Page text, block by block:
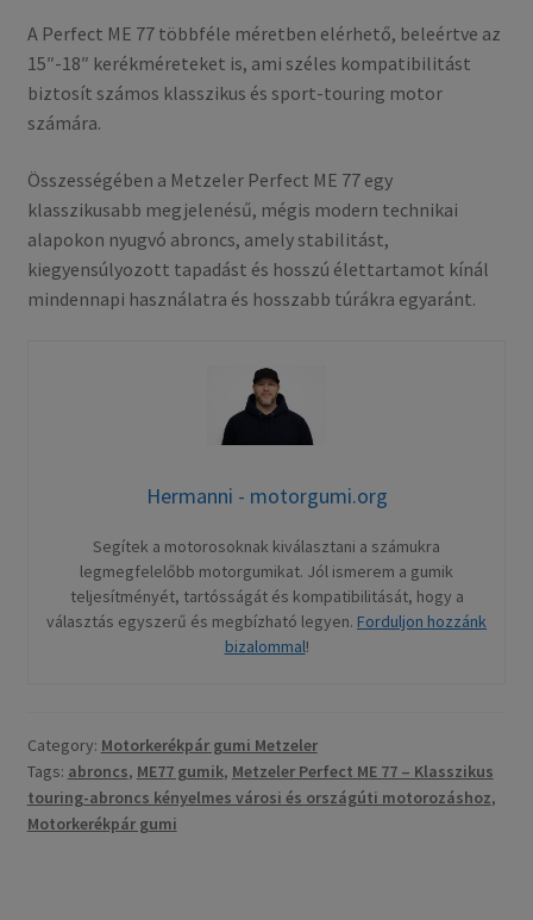
A Perfect ME 77 többféle méretben elérhető, beleértve az
15″-18″ kerékméreteket is, ami széles kompatibilitást
biztosít számos klasszikus és sport-touring motor
számára.
Összességében a Metzeler Perfect ME 77 egy
klasszikusabb megjelenésű, mégis modern technikai
alapokon nyugvó abroncs, amely stabilitást,
kiegyensúlyozott tapadást és hosszú élettartamot kínál
mindennapi használatra és hosszabb túrákra egyaránt.
Hermanni - motorgumi.org
Segítek a motorosoknak kiválasztani a számukra
legmegfelelőbb motorgumikat. Jól ismerem a gumik
teljesítményét, tartósságát és kompatibilitását, hogy a
választás egyszerű és megbízható legyen. Forduljon hozzánk
bizalommal!
Category: Motorkerékpár gumi Metzeler
Tags: abroncs, ME77 gumik, Metzeler Perfect ME 77 – Klasszikus
touring-abroncs kényelmes városi és országúti motorozáshoz,
Motorkerékpár gumi